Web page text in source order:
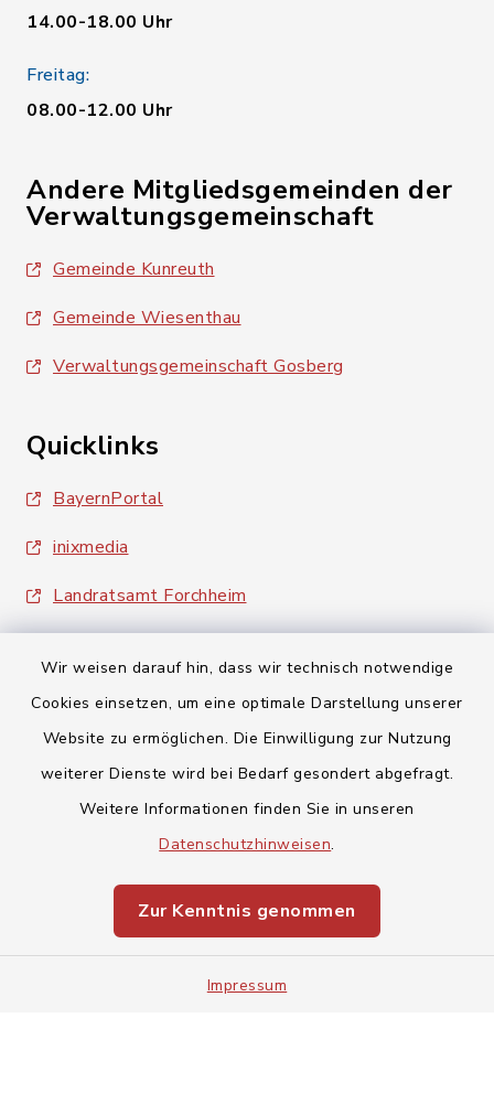
Wir weisen darauf hin, dass wir technisch notwendige
Cookies einsetzen, um eine optimale Darstellung unserer
Website zu ermöglichen. Die Einwilligung zur Nutzung
weiterer Dienste wird bei Bedarf gesondert abgefragt.
Weitere Informationen finden Sie in unseren
Datenschutzhinweisen.
Zur Kenntnis genommen
Impressum
14.00-18.00 Uhr
Freitag:
08.00-12.00 Uhr
Andere Mitgliedsgemeinden der
Verwaltungsgemeinschaft
Gemeinde Kunreuth
Gemeinde Wiesenthau
Verwaltungsgemeinschaft Gosberg
Quicklinks
BayernPortal
inixmedia
Landratsamt Forchheim
Barrierefreiheit
Impressum
Sitemap